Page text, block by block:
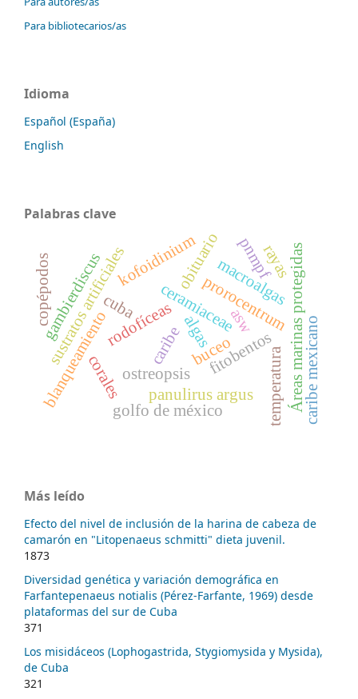
Para bibliotecarios/as
Idioma
Español (España)
English
Palabras clave
caribe
ceramiaceaemacroalgas
rodofíceas
fitobentos
obituario
cuba
sustratos artificiales
gambierdiscus
ostreopsis
prorocentrumÁreas marinas protegidas
algas
blanqueamiento
corales
pnmpfrayas
caribe mexicano
kofoidinium
temperatura
panulirus argus
asw
buceo
copépodos
golfo de méxico
Más leído
Efecto del nivel de inclusión de la harina de cabeza de
camarón en "Litopenaeus schmitti" dieta juvenil.
1873
Diversidad genética y variación demográfica en
Farfantepenaeus notialis (Pérez-Farfante, 1969) desde
plataformas del sur de Cuba
371
Los misidáceos (Lophogastrida, Stygiomysida y Mysida),
de Cuba
321